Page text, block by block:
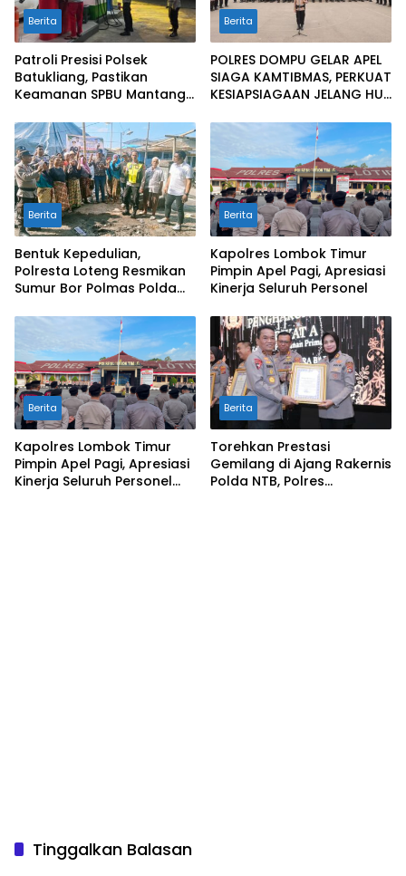
Berita
Patroli Presisi Polsek
Batukliang, Pastikan
Keamanan SPBU Mantang
Berita
POLRES DOMPU GELAR APEL
SIAGA KAMTIBMAS, PERKUAT
KESIAPSIAGAAN JELANG HUT
Berita
Bentuk Kepedulian,
Polresta Loteng Resmikan
Sumur Bor Polmas Polda
Berita
Kapolres Lombok Timur
Pimpin Apel Pagi, Apresiasi
Kinerja Seluruh Personel
Berita
Kapolres Lombok Timur
Pimpin Apel Pagi, Apresiasi
Kinerja Seluruh Personel
Berita
Torehkan Prestasi
Gemilang di Ajang Rakernis
Polda NTB, Polres
Tinggalkan Balasan